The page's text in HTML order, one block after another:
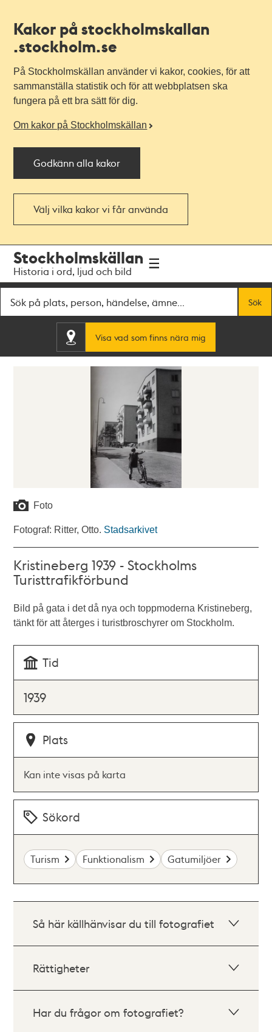
Kakor på stockholmskallan
.stockholm.se
På Stockholmskällan använder vi kakor, cookies, för att
sammanställa statistik och för att webbplatsen ska
fungera på ett bra sätt för dig.
Om kakor på Stockholmskällan
Godkänn alla kakor
Välj vilka kakor vi får använda
navigationen
huvudinnehållet
Stockholmskällan
Historia i ord, ljud och bild
Sök
Visa vad som finns nära mig
Foto
Fotograf: Ritter, Otto. Stadsarkivet
Kristineberg 1939 - Stockholms
Turisttrafikförbund
Bild på gata i det då nya och toppmoderna Kristineberg,
tänkt för att återges i turistbroschyrer om Stockholm.
Tid
1939
Plats
Kan inte visas på karta
Sökord
Turism Funktionalism Gatumiljöer
Så här källhänvisar du till fotografiet
Rättigheter
Har du frågor om fotografiet?